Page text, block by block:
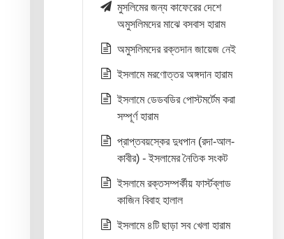
মুসলিমের জন্য কাফেরের দেশে
অমুসলিমদের মাঝে বসবাস হারাম
অমুসলিমদের রক্তদান জায়েজ নেই
ইসলামে মরণোত্তর অঙ্গদান হারাম
ইসলামে ডেডবডির পোস্টমর্টেম করা
সম্পূর্ণ হারাম
প্রাপ্তবয়স্কের দুধপান (রদা-আল-
কাবীর) - ইসলামের নৈতিক সংকট
ইসলামে রক্তসম্পর্কীয় ফার্স্টব্লাড
কাজিন বিবাহ হালাল
ইসলামে ৪টি ছাড়া সব খেলা হারাম